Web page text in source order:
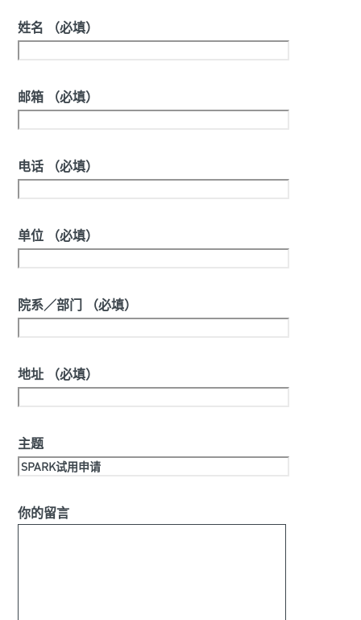
姓名 （必填）
邮箱 （必填）
电话 （必填）
单位 （必填）
院系／部门 （必填）
地址 （必填）
主题
你的留言